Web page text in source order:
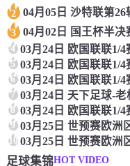
2
3
4
5
6
7 03月24日 天下足球-
8
9
10
足球集锦HOT VIDEO